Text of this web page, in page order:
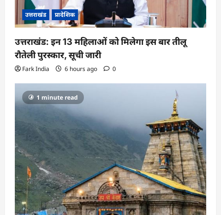
उत्तराखंड प्रादेशिक
उत्तराखंड: इन 13 महिलाओं को मिलेगा इस बार तीलू
रौतेली पुरस्कार, सूची जारी
Fark India 6 hours ago 0
1 minute read